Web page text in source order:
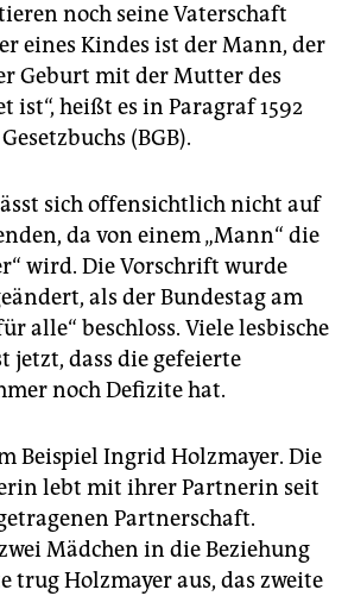
noch seine Vaterschaft
eines Kindes ist der Mann, der
Geburt mit der Mutter des
ist“, heißt es in Paragraf 1592
(BGB).
sich offensichtlich nicht auf
da von einem „Mann“ die
wird. Die Vorschrift wurde
als der Bundestag am
alle“ beschloss. Viele lesbische
jetzt, dass die gefeierte
noch Defizite hat.
Beispiel Ingrid Holzmayer. Die
lebt mit ihrer Partnerin seit
Partnerschaft.
Mädchen in die Beziehung
trug Holzmayer aus, das zweite